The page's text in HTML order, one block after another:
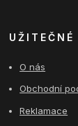
UŽITEČNÉ
O nás
Obchodní
Reklamace